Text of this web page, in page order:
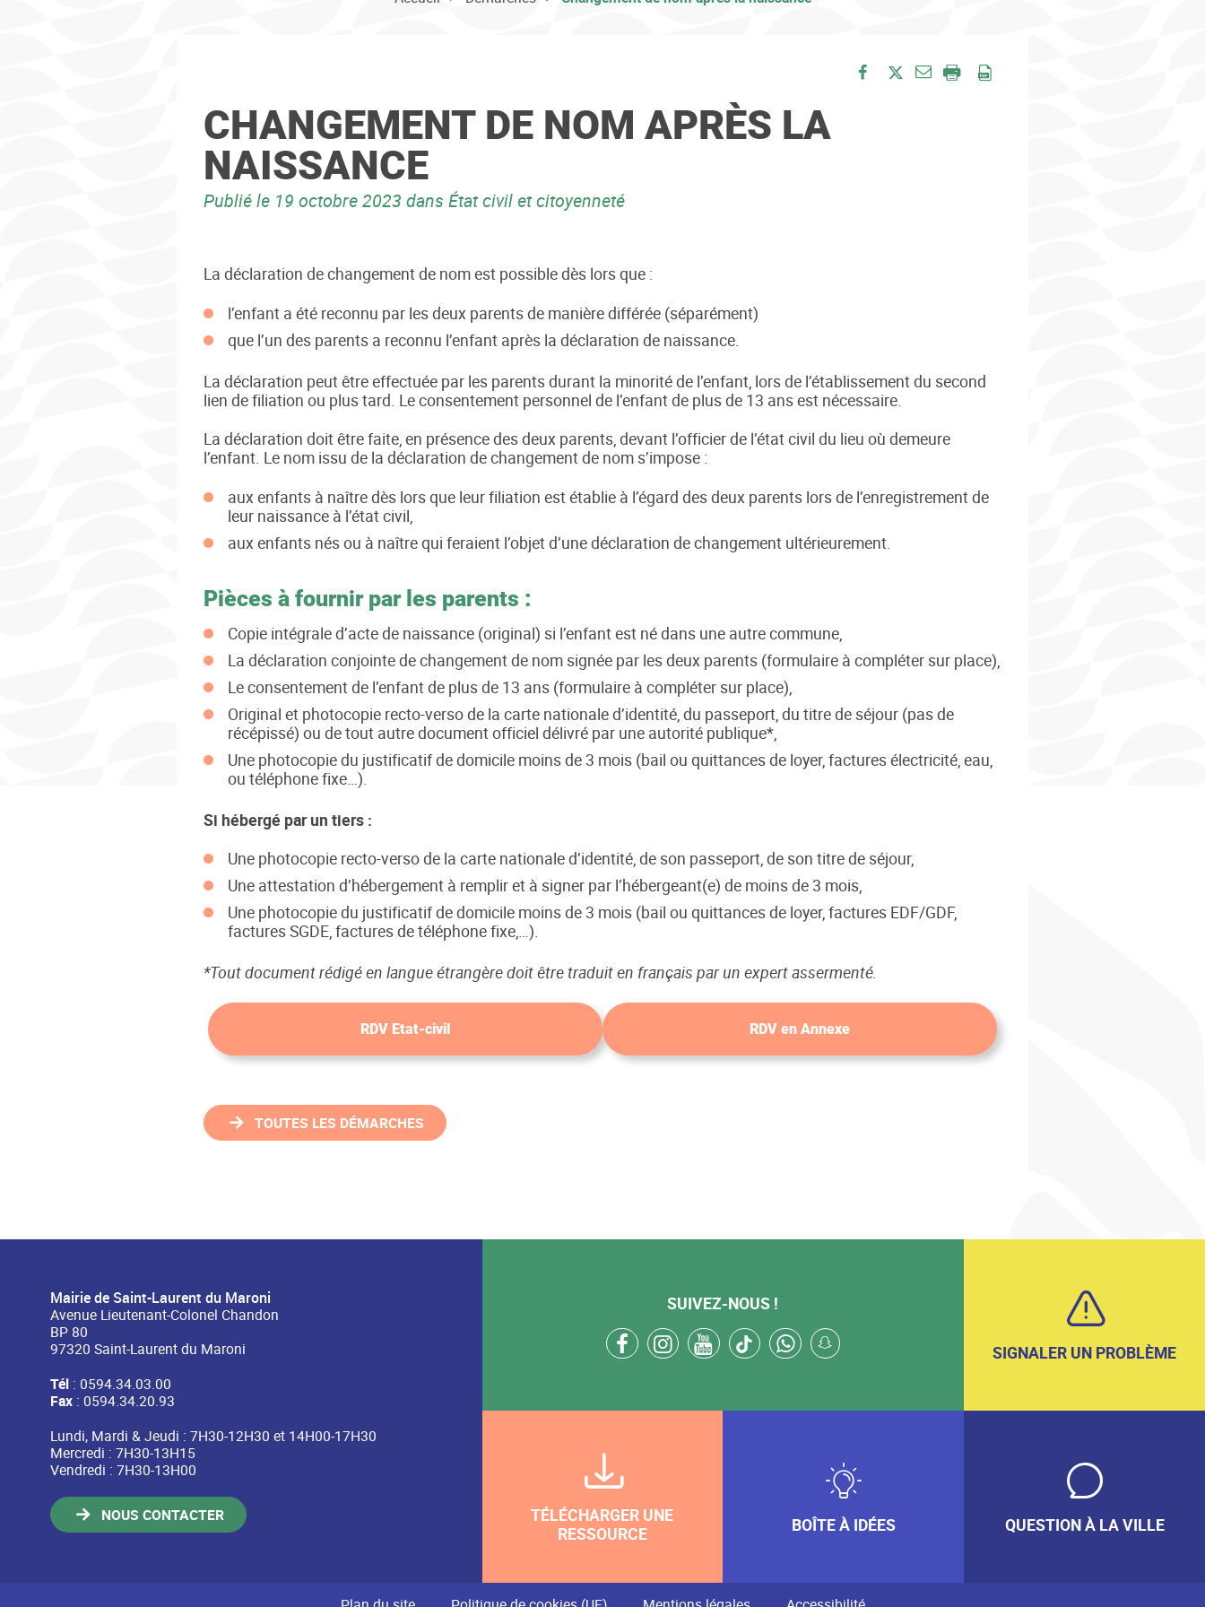
Partager sur Facebook
Partager sur Twitter
Envoyer par e-mail
Imprimer
CHANGEMENT DE NOM APRÈS LA
NAISSANCE
Publié le 19 octobre 2023 dans État civil et citoyenneté
La déclaration de changement de nom est possible dès lors que :
l’enfant a été reconnu par les deux parents de manière différée (séparément)
que l’un des parents a reconnu l’enfant après la déclaration de naissance.
La déclaration peut être effectuée par les parents durant la minorité de l’enfant, lors de l’établissement du second
lien de filiation ou plus tard. Le consentement personnel de l’enfant de plus de 13 ans est nécessaire.
La déclaration doit être faite, en présence des deux parents, devant l’officier de l’état civil du lieu où demeure
l’enfant. Le nom issu de la déclaration de changement de nom s’impose :
aux enfants à naître dès lors que leur filiation est établie à l’égard des deux parents lors de l’enregistrement de
leur naissance à l’état civil,
aux enfants nés ou à naître qui feraient l’objet d’une déclaration de changement ultérieurement.
Pièces à fournir par les parents :
Copie intégrale d’acte de naissance (original) si l’enfant est né dans une autre commune,
La déclaration conjointe de changement de nom signée par les deux parents (formulaire à compléter sur place),
Le consentement de l’enfant de plus de 13 ans (formulaire à compléter sur place),
Original et photocopie recto-verso de la carte nationale d’identité, du passeport, du titre de séjour (pas de
récépissé) ou de tout autre document officiel délivré par une autorité publique*,
Une photocopie du justificatif de domicile moins de 3 mois (bail ou quittances de loyer, factures électricité, eau,
ou téléphone fixe…).
Si hébergé par un tiers :
Une photocopie recto-verso de la carte nationale d’identité, de son passeport, de son titre de séjour,
Une attestation d’hébergement à remplir et à signer par l’hébergeant(e) de moins de 3 mois,
Une photocopie du justificatif de domicile moins de 3 mois (bail ou quittances de loyer, factures EDF/GDF,
factures SGDE, factures de téléphone fixe,…).
*Tout document rédigé en langue étrangère doit être traduit en français par un expert assermenté.
RDV Etat-civil RDV en Annexe
TOUTES LES DÉMARCHES
Mairie de Saint-Laurent du Maroni
Avenue Lieutenant-Colonel Chandon
BP 80
97320 Saint-Laurent du Maroni
Tél : 0594.34.03.00
Fax : 0594.34.20.93
Lundi, Mardi & Jeudi : 7H30-12H30 et 14H00-17H30
Mercredi : 7H30-13H15
Vendredi : 7H30-13H00
NOUS CONTACTER
SUIVEZ-NOUS !
facebookinstagram
youtube
tiktokwhatsapp
snapchat SIGNALER UN PROBLÈME
TÉLÉCHARGER UNE
RESSOURCE
BOÎTE À IDÉES QUESTION À LA VILLE